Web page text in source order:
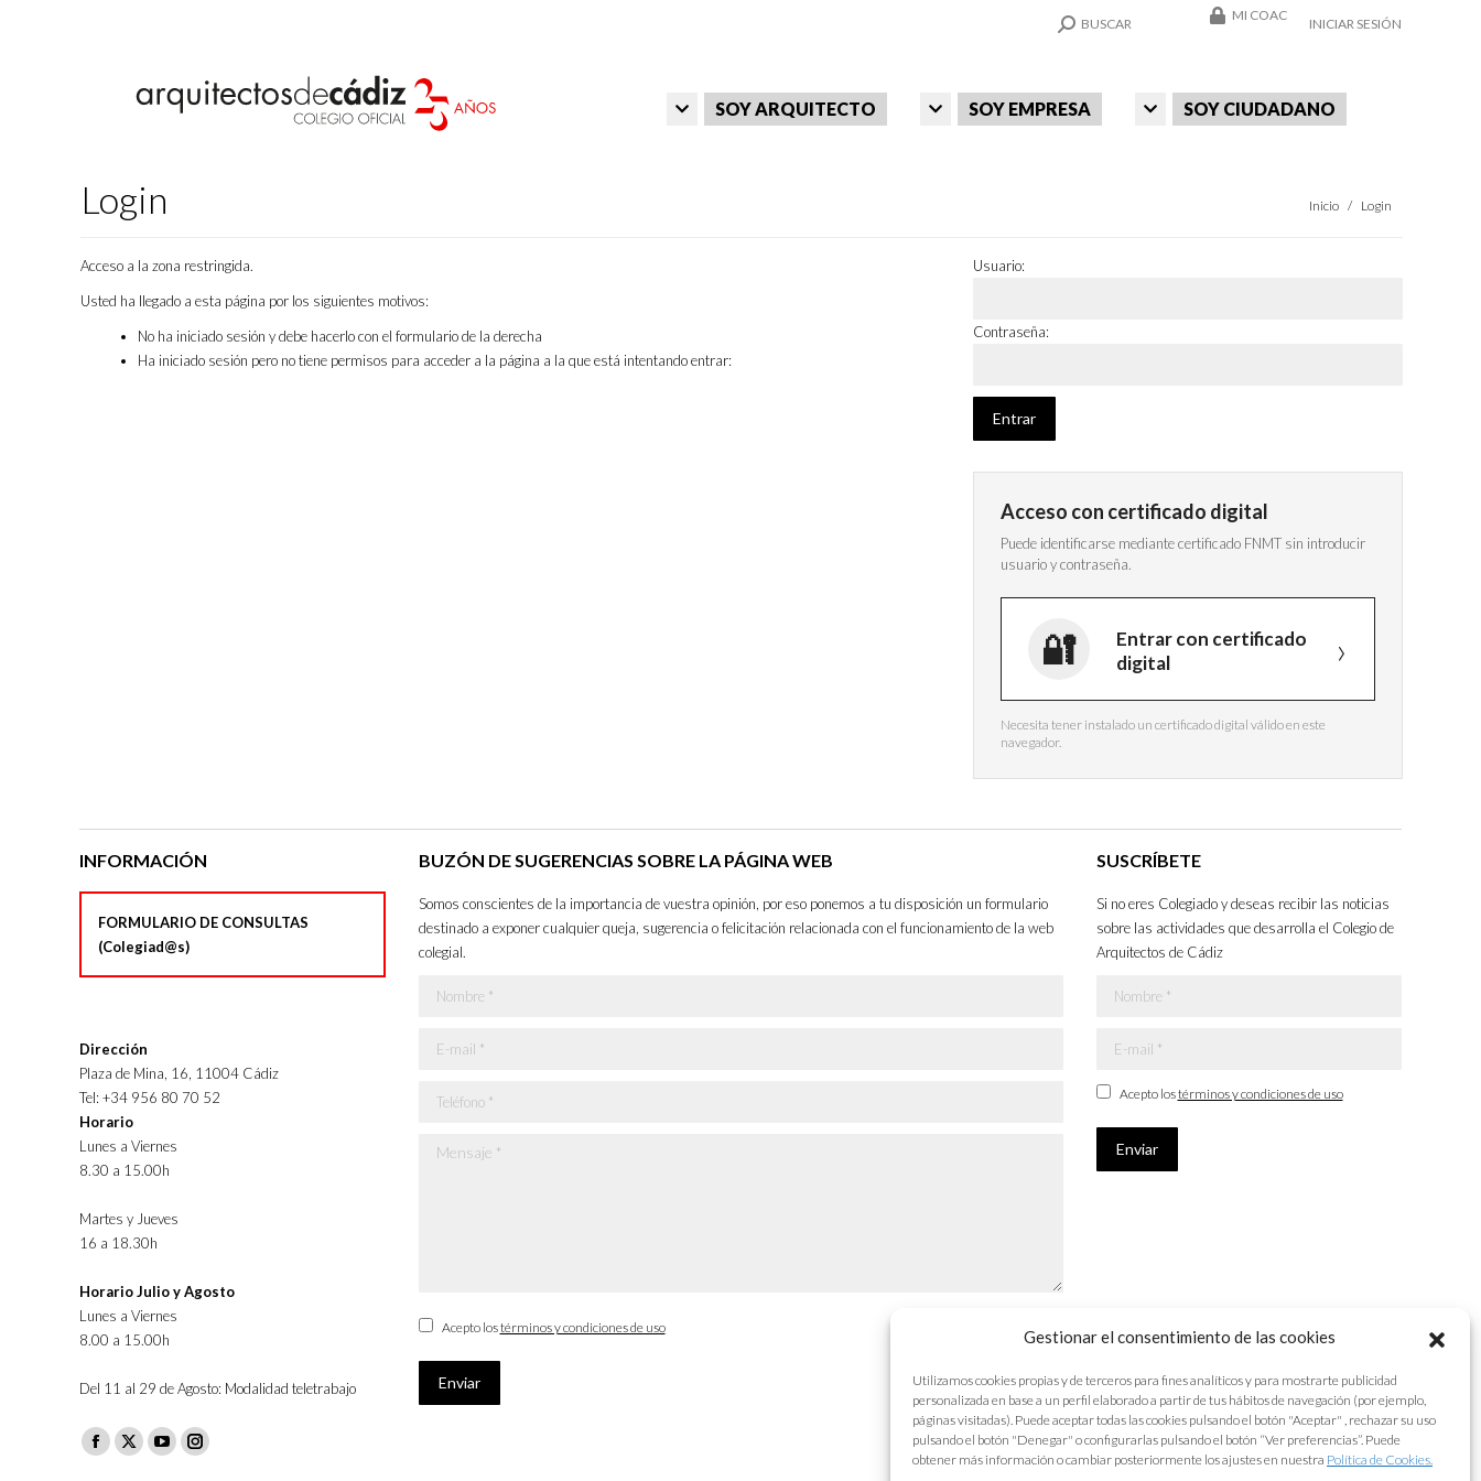
Gestionar el consentimiento de las cookies
Utilizamos cookies propias y de terceros para fines analíticos y para mostrarte publicidad
personalizada en base a un perfil elaborado a partir de tus hábitos de navegación (por ejemplo,
páginas visitadas). Puede aceptar todas las cookies pulsando el botón "Aceptar" , rechazar su uso
pulsando el botón "Denegar" o configurarlas pulsando el botón “Ver preferencias”. Puede
obtener más información o cambiar posteriormente los ajustes en nuestra Política de Cookies.
SEARCH:
BUSCAR
MI COAC
INICIAR SESIÓN
SOY ARQUITECTO SOY EMPRESA SOY CIUDADANO
Login Estás aquí:
Inicio Login
Acceso a la zona restringida.
Usted ha llegado a esta página por los siguientes motivos:
No ha iniciado sesión y debe hacerlo con el formulario de la derecha
Ha iniciado sesión pero no tiene permisos para acceder a la página a la que está intentando entrar:
Usuario:
Contraseña:
Acceso con certificado digital
Puede identificarse mediante certificado FNMT sin introducir
usuario y contraseña.
Entrar con certificado
digital
Necesita tener instalado un certificado digital válido en este
navegador.
INFORMACIÓN
FORMULARIO DE CONSULTAS
(Colegiad@s)
Dirección
Plaza de Mina, 16, 11004 Cádiz
Tel: +34 956 80 70 52
Horario
Lunes a Viernes
8.30 a 15.00h
Martes y Jueves
16 a 18.30h
Horario Julio y Agosto
Lunes a Viernes
8.00 a 15.00h
Del 11 al 29 de Agosto: Modalidad teletrabajo
Facebook
X
YouTubeInstagram
BUZÓN DE SUGERENCIAS SOBRE LA PÁGINA WEB
Somos conscientes de la importancia de vuestra opinión, por eso ponemos a tu disposición un formulario
destinado a exponer cualquier queja, sugerencia o felicitación relacionada con el funcionamiento de la web
colegial.
Nombre *
E-mail *
Teléfono *
Mensaje *
Acepto lostérminos y condiciones de uso
Enviar
SUSCRÍBETE
Si no eres Colegiado y deseas recibir las noticias
sobre las actividades que desarrolla el Colegio de
Arquitectos de Cádiz
Nombre *
E-mail *
Acepto lostérminos y condiciones de uso
Enviar